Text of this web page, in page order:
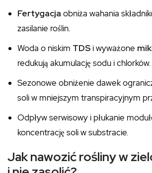
Fertygacja obniża wahania
zasilanie roślin.
Woda o niskim TDS i wyważone
redukują akumulację sodu i chlorków.
Sezonowe obniżenie dawek
soli w mniejszym transpiracyjnym
Odpływ serwisowy i płukanie
koncentrację soli w substracie.
Jak nawozić rośliny w